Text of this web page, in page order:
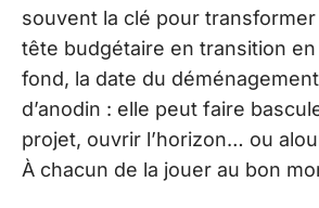
souvent la clé pour
tête budgétaire en transition
fond, la date du déménagement
d’anodin : elle peut faire
projet, ouvrir l’horizon… ou
À chacun de la jouer au bon